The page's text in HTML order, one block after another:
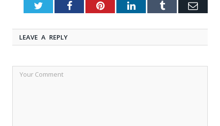
TwitterFacebookPinterestLinkedInTumblr
LEAVE A REPLY